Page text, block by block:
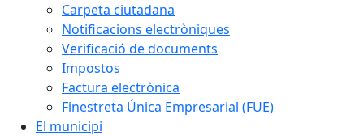
Carpeta ciutadana
Notificacions electròniques
Verificació de documents
Impostos
Factura electrònica
Finestreta Única Empresarial (FUE)
El municipi